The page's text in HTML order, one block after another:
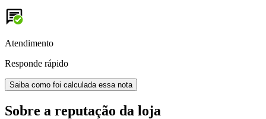
Atendimento
Responde rápido
Saiba como foi calculada essa nota
Sobre a reputação da loja